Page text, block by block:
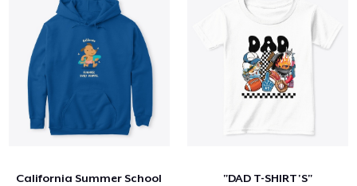
California Summer School "DAD T-SHIRT'S"